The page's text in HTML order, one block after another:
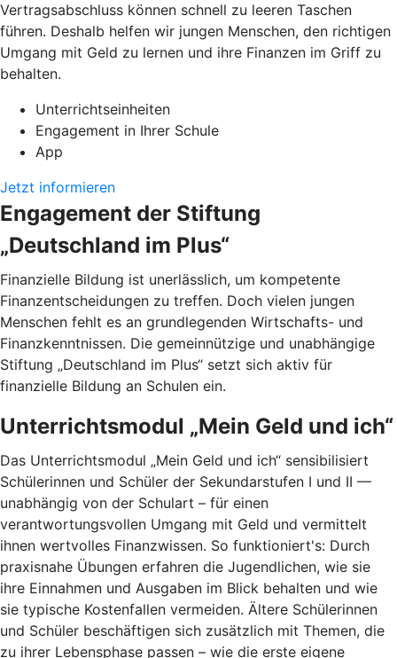
Vertragsabschluss können schnell zu leeren Taschen
führen. Deshalb helfen wir jungen Menschen, den richtigen
Umgang mit Geld zu lernen und ihre Finanzen im Griff zu
behalten.
Unterrichtseinheiten
Engagement in Ihrer Schule
App
Jetzt informieren
Engagement der Stiftung
„Deutschland im Plus“
Finanzielle Bildung ist unerlässlich, um kompetente
Finanzentscheidungen zu treffen. Doch vielen jungen
Menschen fehlt es an grundlegenden Wirtschafts- und
Finanzkenntnissen. Die gemeinnützige und unabhängige
Stiftung „Deutschland im Plus“ setzt sich aktiv für
finanzielle Bildung an Schulen ein.
Unterrichtsmodul „Mein Geld und ich“
Das Unterrichtsmodul „Mein Geld und ich“ sensibilisiert
Schülerinnen und Schüler der Sekundarstufen I und II —
unabhängig von der Schulart – für einen
verantwortungsvollen Umgang mit Geld und vermittelt
ihnen wertvolles Finanzwissen. So funktioniert's: Durch
praxisnahe Übungen erfahren die Jugendlichen, wie sie
ihre Einnahmen und Ausgaben im Blick behalten und wie
sie typische Kostenfallen vermeiden. Ältere Schülerinnen
und Schüler beschäftigen sich zusätzlich mit Themen, die
zu ihrer Lebensphase passen – wie die erste eigene